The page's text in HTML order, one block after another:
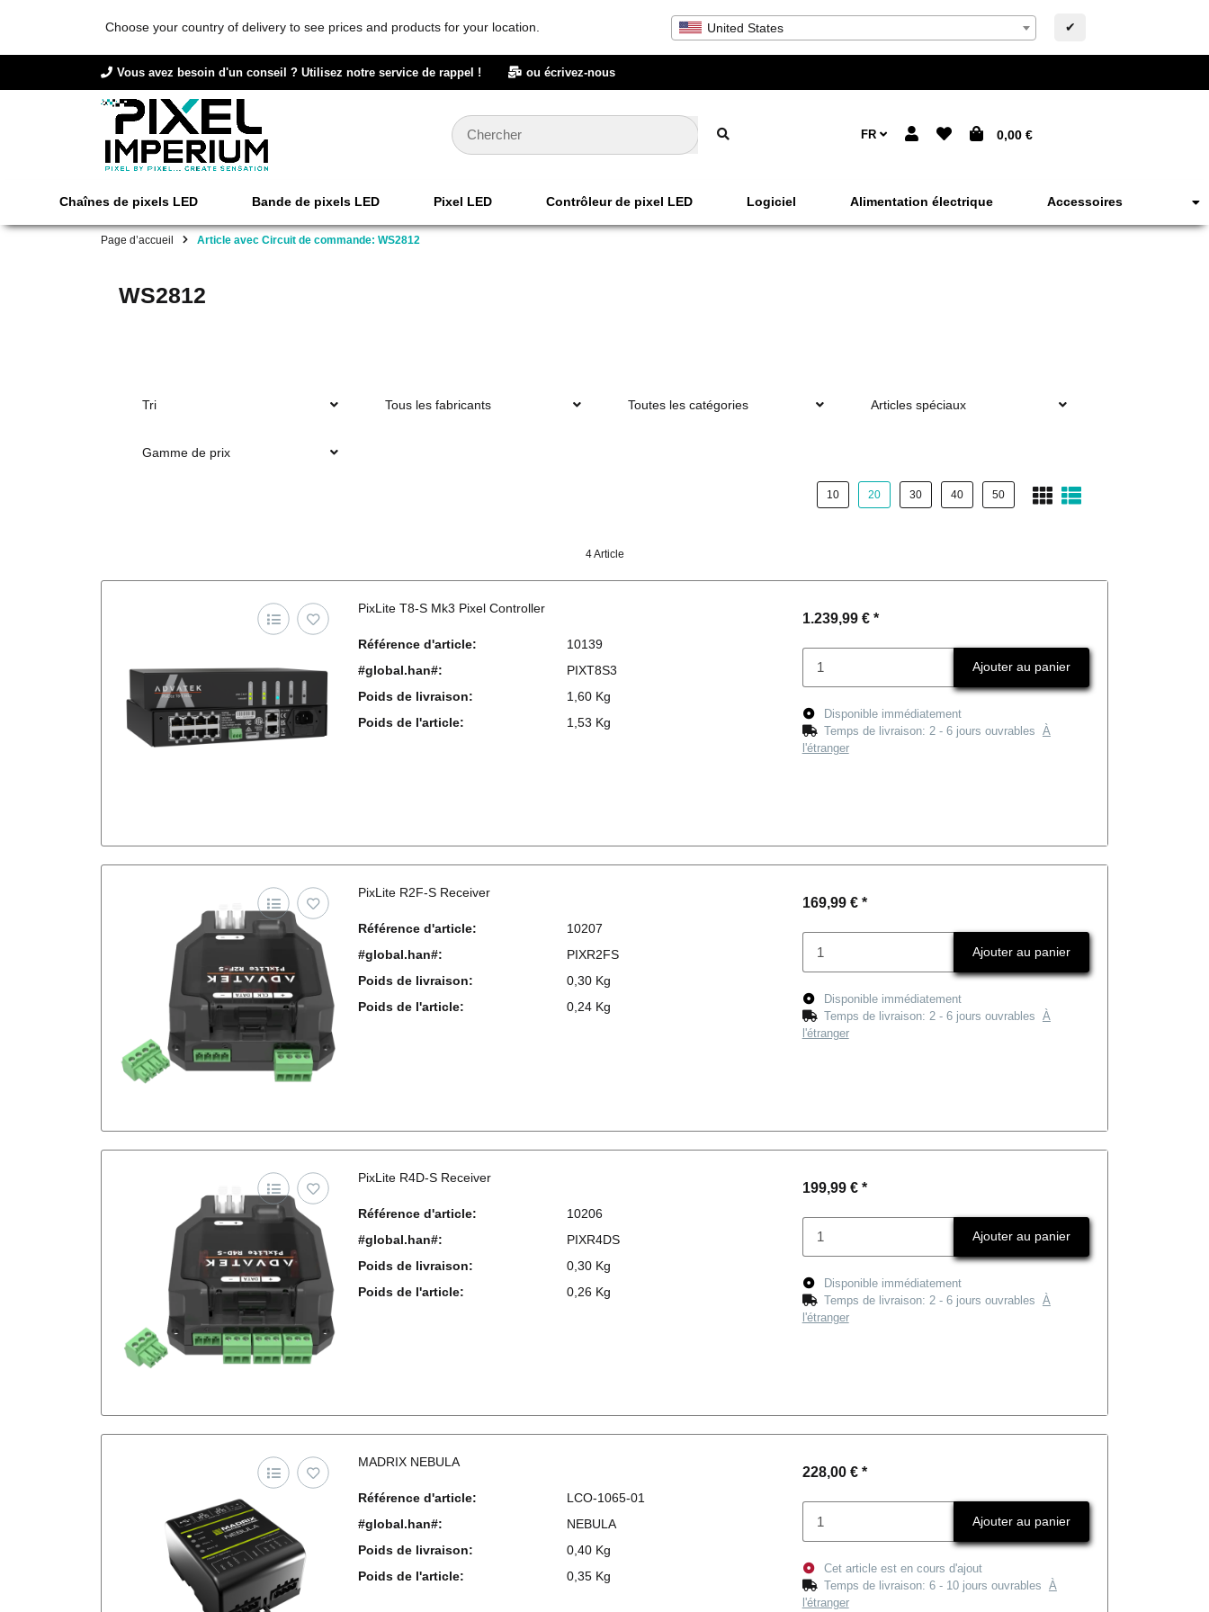
Choose your country of delivery to see prices and products for your location. United States ✔
Vous avez besoin d'un conseil ? Utilisez notre service de rappel ! ou écrivez-nous
FR 0,00 €
Chaînes de pixels LED Bande de pixels LED Pixel LED Contrôleur de pixel LED Logiciel Alimentation électrique Accessoires
Page d’accueil Article avec Circuit de commande: WS2812
WS2812
Tri Tous les fabricants Toutes les catégories Articles spéciaux
Gamme de prix
10 20 30 40 50
4 Article
PixLite T8-S Mk3 Pixel Controller
Référence d'article:
10139
#global.han#:
PIXT8S3
Poids de livraison:
1,60 Kg
Poids de l'article:
1,53 Kg
1.239,99 € *
Ajouter au panier
Disponible immédiatement
Temps de livraison: 2 - 6 jours ouvrables À
l'étranger
PixLite R2F-S Receiver
Référence d'article:
10207
#global.han#:
PIXR2FS
Poids de livraison:
0,30 Kg
Poids de l'article:
0,24 Kg
169,99 € *
Ajouter au panier
Disponible immédiatement
Temps de livraison: 2 - 6 jours ouvrables À
l'étranger
PixLite R4D-S Receiver
Référence d'article:
10206
#global.han#:
PIXR4DS
Poids de livraison:
0,30 Kg
Poids de l'article:
0,26 Kg
199,99 € *
Ajouter au panier
Disponible immédiatement
Temps de livraison: 2 - 6 jours ouvrables À
l'étranger
MADRIX NEBULA
Référence d'article:
LCO-1065-01
#global.han#:
NEBULA
Poids de livraison:
0,40 Kg
Poids de l'article:
0,35 Kg
228,00 € *
Ajouter au panier
Cet article est en cours d'ajout
Temps de livraison: 6 - 10 jours ouvrables À
l'étranger